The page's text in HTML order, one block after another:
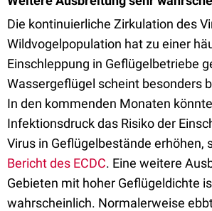
Die kontinuierliche Zirkulation des
Wildvogelpopulation hat zu einer
Einschleppung in Geflügelbetriebe
Wassergeflügel scheint besonders
In den kommenden Monaten
Infektionsdruck das Risiko der
Virus in Geflügelbestände erhöhen,
Bericht des ECDC. Eine weitere
Gebieten mit hoher Geflügeldichte
wahrscheinlich. Normalerweise